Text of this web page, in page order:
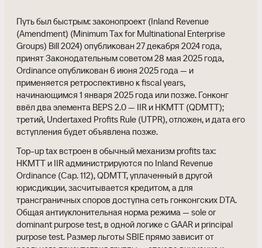
Путь был быстрым: законопроект (Inland Revenue
(Amendment) (Minimum Tax for Multinational Enterprise
Groups) Bill 2024) опубликован 27 декабря 2024 года,
принят Законодательным советом 28 мая 2025 года,
Ordinance опубликован 6 июня 2025 года — и
применяется ретроспективно к fiscal years,
начинающимся 1 января 2025 года или позже. Гонконг
ввёл два элемента BEPS 2.0 — IIR и HKMTT (QDMTT);
третий, Undertaxed Profits Rule (UTPR), отложен, и дата его
вступления будет объявлена позже.
Top-up tax встроен в обычный механизм profits tax:
HKMTT и IIR администрируются по Inland Revenue
Ordinance (Cap. 112), QDMTT, уплаченный в другой
юрисдикции, засчитывается кредитом, а для
трансграничных споров доступна сеть гонконгских DTA.
Общая антиуклонительная норма режима — sole or
dominant purpose test, в одной логике с GAAR и principal
purpose test. Размер льготы SBIE прямо зависит от